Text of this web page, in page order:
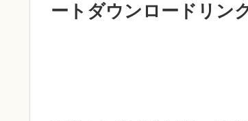
ートダウンロードリン